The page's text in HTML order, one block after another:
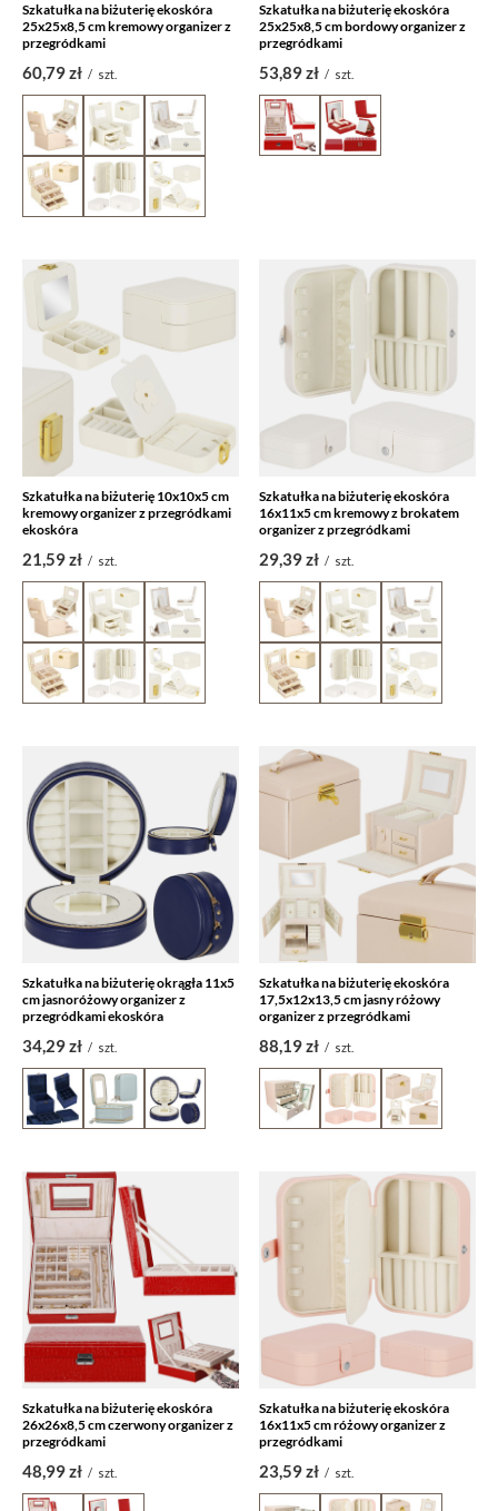
Szkatułka na biżuterię ekoskóra
25x25x8,5 cm kremowy organizer z
przegródkami
60,79 zł / szt.
Szkatułka na biżuterię ekoskóra
25x25x8,5 cm bordowy organizer z
przegródkami
53,89 zł / szt.
Szkatułka na biżuterię 10x10x5 cm
kremowy organizer z przegródkami
ekoskóra
21,59 zł / szt.
Szkatułka na biżuterię ekoskóra
16x11x5 cm kremowy z brokatem
organizer z przegródkami
29,39 zł / szt.
Szkatułka na biżuterię okrągła 11x5
cm jasnoróżowy organizer z
przegródkami ekoskóra
34,29 zł / szt.
Szkatułka na biżuterię ekoskóra
17,5x12x13,5 cm jasny różowy
organizer z przegródkami
88,19 zł / szt.
Szkatułka na biżuterię ekoskóra
26x26x8,5 cm czerwony organizer z
przegródkami
48,99 zł / szt.
Szkatułka na biżuterię ekoskóra
16x11x5 cm różowy organizer z
przegródkami
23,59 zł / szt.